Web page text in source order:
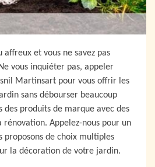
et vous ne savez pas
vous inquiéter pas, appeler
Martinsart pour vous offrir les
sans débourser beaucoup
des produits de marque avec des
Appelez-nous pour un
proposons de choix multiples
la décoration de votre jardin.